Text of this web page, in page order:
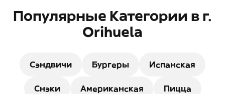
Популярные Категории в г.
Orihuela
Сэндвичи Бургеры Испанская
Снэки Американская Пицца